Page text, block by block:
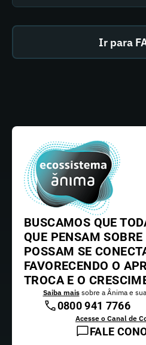
Ir para
BUSCAMOS QUE
QUE PENSAM SOBRE
POSSAM SE
FAVORECENDO O
TROCA E O
Saiba maissobre a Ânima e
0800 941 7766
Acesse o Canal de
FALE